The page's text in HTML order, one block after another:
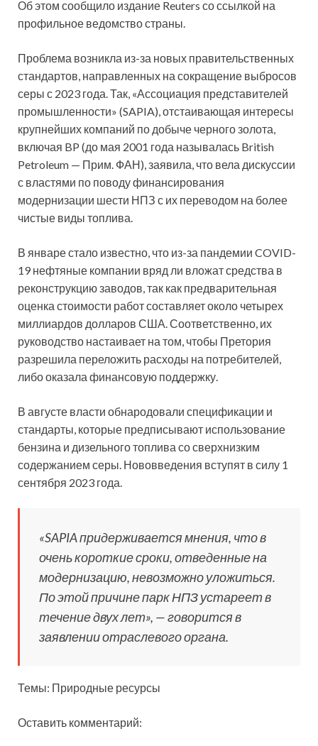
Об этом сообщило издание Reuters со ссылкой на
профильное ведомство страны.
Проблема возникла из-за новых правительственных
стандартов, направленных на сокращение выбросов
серы с 2023 года. Так, «Ассоциация представителей
промышленности» (SAPIA), отстаивающая интересы
крупнейших компаний по добыче черного золота,
включая BP (до мая 2001 года называлась British
Petroleum — Прим. ФАН), заявила, что вела дискуссии
с властями по поводу финансирования
модернизации шести НПЗ с их переводом на более
чистые виды топлива.
В январе стало известно, что из-за пандемии COVID-
19 нефтяные компании вряд ли вложат средства в
реконструкцию заводов, так как предварительная
оценка стоимости работ составляет около четырех
миллиардов долларов США. Соответственно, их
руководство настаивает на том, чтобы Претория
разрешила переложить расходы на потребителей,
либо оказала финансовую поддержку.
В августе власти обнародовали спецификации и
стандарты, которые предписывают использование
бензина и дизельного топлива со сверхнизким
содержанием серы. Нововведения вступят в силу 1
сентября 2023 года.
«SAPIA придерживается мнения, что в
очень короткие сроки, отведенные на
модернизацию, невозможно уложиться.
По этой причине парк НПЗ устареет в
течение двух лет», — говорится в
заявлении отраслевого органа.
Темы: Природные ресурсы
Оставить комментарий: